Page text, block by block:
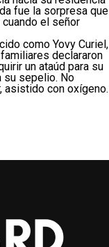
fue la sorpresa que
el señor
como Yovy Curiel,
declararon
un ataúd para su
su sepelio. No
asistido con oxígeno.